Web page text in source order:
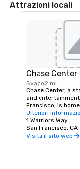
Attrazioni locali
Chase Center
Svago2 mi
Chase Center, a
and entertainment
Francisco, is
Warriors and
Ulteriori
1 Warriors Way
San Francisco, CA
Visita il sito web